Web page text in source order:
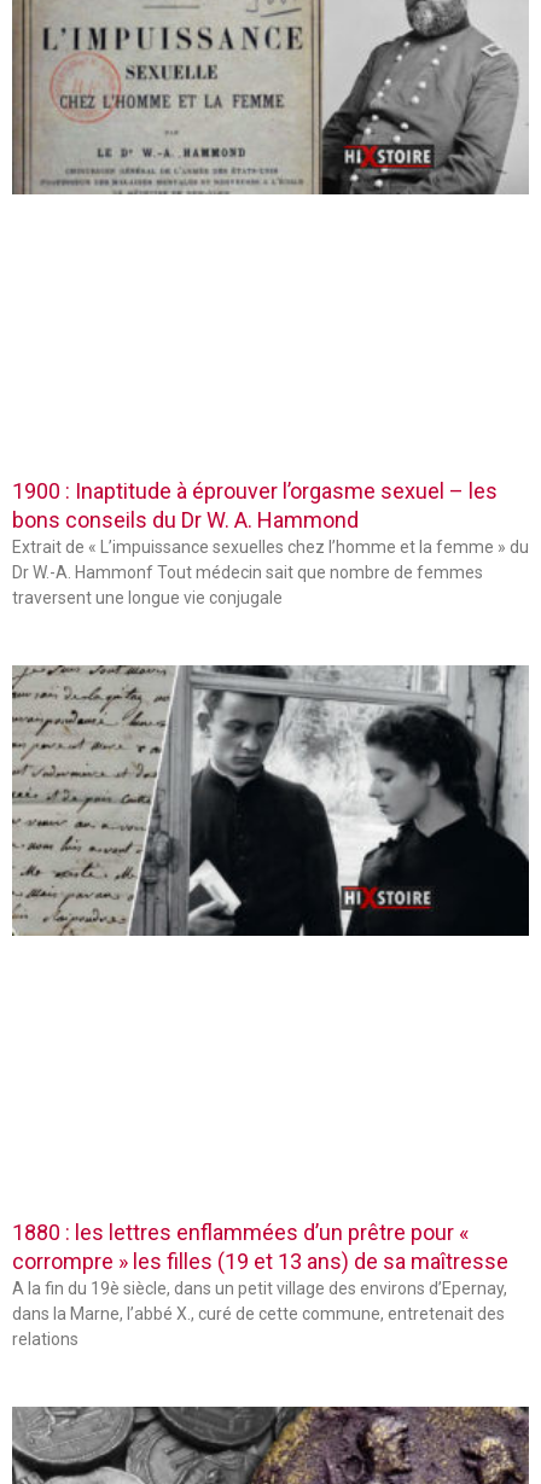
1900 : Inaptitude à éprouver l’orgasme sexuel – les
bons conseils du Dr W. A. Hammond
Extrait de « L’impuissance sexuelles chez l’homme et la femme » du
Dr W.-A. Hammonf Tout médecin sait que nombre de femmes
traversent une longue vie conjugale
1880 : les lettres enflammées d’un prêtre pour «
corrompre » les filles (19 et 13 ans) de sa maîtresse
A la fin du 19è siècle, dans un petit village des environs d’Epernay,
dans la Marne, l’abbé X., curé de cette commune, entretenait des
relations